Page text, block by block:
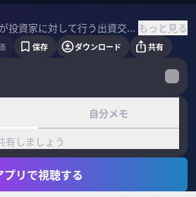
起業家が投資家に対して行う出資交渉を 映像化したリアル投資ドキュメンタリー。全編英語のグローバル・エディション第2弾には本田圭佑や日本オラクル初代代表 アレン・マイナーら豪華投資家が出演！ もっと見る
保存 ダウンロード 共有
自分メモ
有しましょう
プリで視聴する